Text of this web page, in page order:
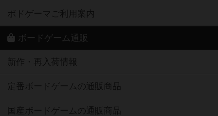
ボドゲーマご利用案内
ボードゲーム通販
新作・再入荷情報
定番ボードゲームの通販商品
国産ボードゲームの通販商品